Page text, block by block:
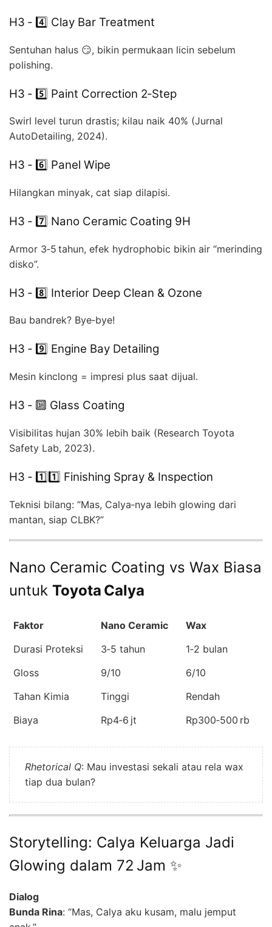
H3 ‑ 4️⃣ Clay Bar Treatment
Sentuhan halus 😏, bikin permukaan licin sebelum
polishing.
H3 ‑ 5️⃣ Paint Correction 2‑Step
Swirl level turun drastis; kilau naik 40% (Jurnal
AutoDetailing, 2024).
H3 ‑ 6️⃣ Panel Wipe
Hilangkan minyak, cat siap dilapisi.
H3 ‑ 7️⃣ Nano Ceramic Coating 9H
Armor 3‑5 tahun, efek hydrophobic bikin air “merinding
disko”.
H3 ‑ 8️⃣ Interior Deep Clean & Ozone
Bau bandrek? Bye‑bye!
H3 ‑ 9️⃣ Engine Bay Detailing
Mesin kinclong = impresi plus saat dijual.
H3 ‑ 🔟 Glass Coating
Visibilitas hujan 30% lebih baik (Research Toyota
Safety Lab, 2023).
H3 ‑ 1️⃣1️⃣ Finishing Spray & Inspection
Teknisi bilang: “Mas, Calya‑nya lebih glowing dari
mantan, siap CLBK?”
Nano Ceramic Coating vs Wax Biasa
untuk Toyota Calya
Faktor Nano Ceramic
Wax
Durasi Proteksi
3‑5 tahun
1‑2 bulan
Gloss
9/10
6/10
Tahan Kimia
Tinggi
Rendah
Biaya
Rp4‑6 jt Rp300‑500 rb
Rhetorical Q: Mau investasi sekali atau rela wax
tiap dua bulan?
Storytelling: Calya Keluarga Jadi
Glowing dalam 72 Jam ✨
Dialog
Bunda Rina: “Mas, Calya aku kusam, malu jemput